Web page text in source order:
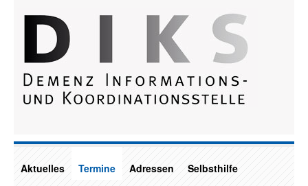
Aktuelles Termine Adressen Selbsthilfe